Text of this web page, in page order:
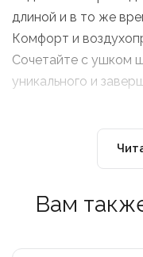
длиной и в то же
Комфорт и
Сочетайте с ушком
уникального и
Сделано в Италии
Вам